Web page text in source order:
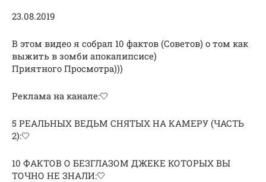
23.08.2019
В этом видео я собрал 10 фактов (Советов) о том как
выжить в зомби апокалипсисе)
Приятного Просмотра)))
Реклама на канале:🤍
5 РЕАЛЬНЫХ ВЕДЬМ СНЯТЫХ НА КАМЕРУ (ЧАСТЬ
2):🤍
10 ФАКТОВ О БЕЗГЛАЗОМ ДЖЕКЕ КОТОРЫХ ВЫ
ТОЧНО НЕ ЗНАЛИ:🤍